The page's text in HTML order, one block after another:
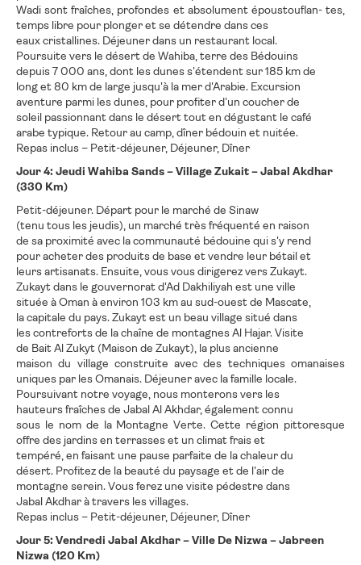
Wadi sont fraîches, profondes et absolument époustouflan- tes,
temps libre pour plonger et se détendre dans ces
eaux cristallines. Déjeuner dans un restaurant local.
Poursuite vers le désert de Wahiba, terre des Bédouins
depuis 7 000 ans, dont les dunes s'étendent sur 185 km de
long et 80 km de large jusqu'à la mer d'Arabie. Excursion
aventure parmi les dunes, pour profiter d'un coucher de
soleil passionnant dans le désert tout en dégustant le café
arabe typique. Retour au camp, dîner bédouin et nuitée.
Repas inclus – Petit-déjeuner, Déjeuner, Dîner
Jour 4: Jeudi Wahiba Sands – Village Zukait – Jabal Akdhar
(330 Km)
Petit-déjeuner. Départ pour le marché de Sinaw
(tenu tous les jeudis), un marché très fréquenté en raison
de sa proximité avec la communauté bédouine qui s'y rend
pour acheter des produits de base et vendre leur bétail et
leurs artisanats. Ensuite, vous vous dirigerez vers Zukayt.
Zukayt dans le gouvernorat d'Ad Dakhiliyah est une ville
située à Oman à environ 103 km au sud-ouest de Mascate,
la capitale du pays. Zukayt est un beau village situé dans
les contreforts de la chaîne de montagnes Al Hajar. Visite
de Bait Al Zukyt (Maison de Zukayt), la plus ancienne
maison du village construite avec des techniques omanaises
uniques par les Omanais. Déjeuner avec la famille locale.
Poursuivant notre voyage, nous monterons vers les
hauteurs fraîches de Jabal Al Akhdar, également connu
sous le nom de la Montagne Verte. Cette région pittoresque
offre des jardins en terrasses et un climat frais et
tempéré, en faisant une pause parfaite de la chaleur du
désert. Profitez de la beauté du paysage et de l'air de
montagne serein. Vous ferez une visite pédestre dans
Jabal Akdhar à travers les villages.
Repas inclus – Petit-déjeuner, Déjeuner, Dîner
Jour 5: Vendredi Jabal Akdhar – Ville De Nizwa – Jabreen
Nizwa (120 Km)